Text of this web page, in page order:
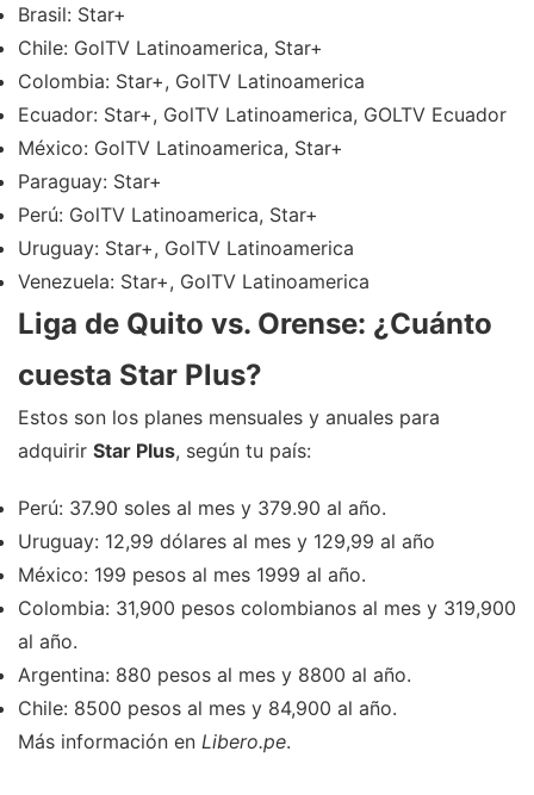
Brasil: Star+
Chile: GolTV Latinoamerica, Star+
Colombia: Star+, GolTV Latinoamerica
Ecuador: Star+, GolTV Latinoamerica, GOLTV Ecuador
México: GolTV Latinoamerica, Star+
Paraguay: Star+
Perú: GolTV Latinoamerica, Star+
Uruguay: Star+, GolTV Latinoamerica
Venezuela: Star+, GolTV Latinoamerica
Liga de Quito vs. Orense: ¿Cuánto
cuesta Star Plus?
Estos son los planes mensuales y anuales para
adquirir Star Plus, según tu país:
Perú: 37.90 soles al mes y 379.90 al año.
Uruguay: 12,99 dólares al mes y 129,99 al año
México: 199 pesos al mes 1999 al año.
Colombia: 31,900 pesos colombianos al mes y 319,900
al año.
Argentina: 880 pesos al mes y 8800 al año.
Chile: 8500 pesos al mes y 84,900 al año.
Más información en Libero.pe.